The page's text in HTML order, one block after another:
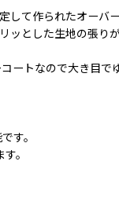
て作られたオーバー
とした生地の張り
ートなので大き目で
す。
。